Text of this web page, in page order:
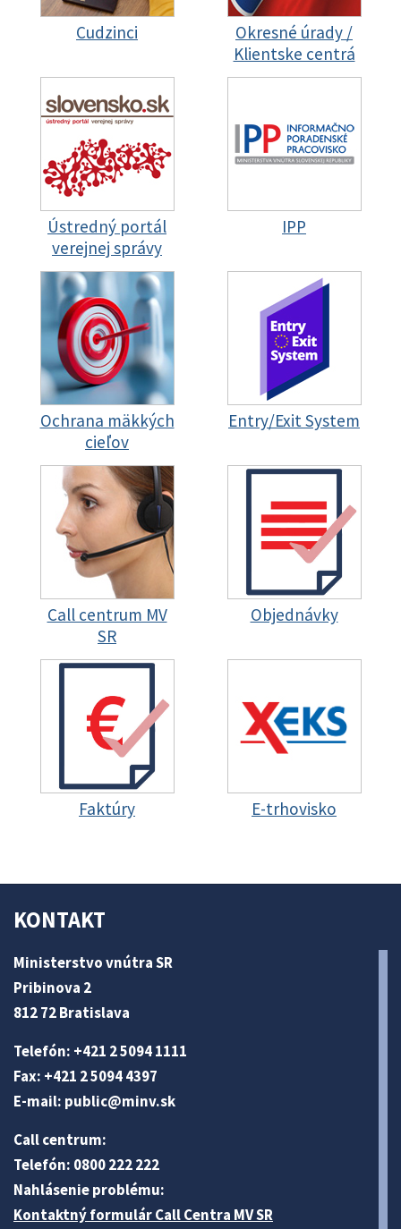
Cudzinci
Okresné úrady /
Klientske centrá
Ústredný portál
verejnej správy
IPP
Ochrana mäkkých
cieľov
Entry/Exit System
Call centrum MV
SR
Objednávky
Faktúry E-trhovisko
KONTAKT
Ministerstvo vnútra SR
Pribinova 2
812 72 Bratislava
Telefón: +421 2 5094 1111
Fax: +421 2 5094 4397
E-mail: public@minv.sk
Call centrum:
Telefón: 0800 222 222
Nahlásenie problému:
Kontaktný formulár Call Centra MV SR